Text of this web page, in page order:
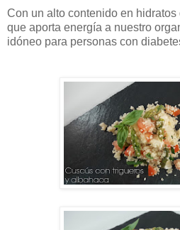
Con un alto contenido en hidratos
que aporta energía a nuestro
idóneo para personas con